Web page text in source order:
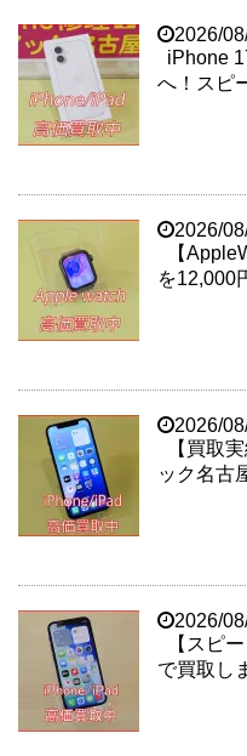
2026/
iPhone
へ！スピ
2026/
【
を12,000
2026/
【買取
ック名古
2026/
【スピ
で買取し